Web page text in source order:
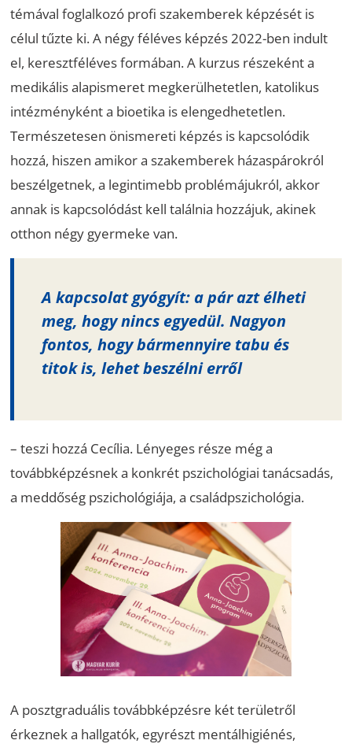
témával foglalkozó profi szakemberek képzését is
célul tűzte ki. A négy féléves képzés 2022-ben indult
el, keresztféléves formában. A kurzus részeként a
medikális alapismeret megkerülhetetlen, katolikus
intézményként a bioetika is elengedhetetlen.
Természetesen önismereti képzés is kapcsolódik
hozzá, hiszen amikor a szakemberek házaspárokról
beszélgetnek, a legintimebb problémájukról, akkor
annak is kapcsolódást kell találnia hozzájuk, akinek
otthon négy gyermeke van.
A kapcsolat gyógyít: a pár azt élheti
meg, hogy nincs egyedül. Nagyon
fontos, hogy bármennyire tabu és
titok is, lehet beszélni erről
– teszi hozzá Cecília. Lényeges része még a
továbbképzésnek a konkrét pszichológiai tanácsadás,
a meddőség pszichológiája, a családpszichológia.
A posztgraduális továbbképzésre két területről
érkeznek a hallgatók, egyrészt mentálhigiénés,